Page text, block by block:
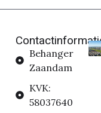
Behanger
Zaandam
KVK:
58037640